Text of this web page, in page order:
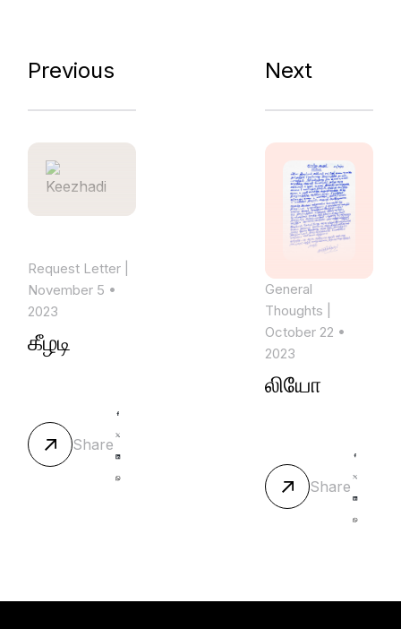
Previous
Request Letter
November 5 •
2023
கீழடி
Share
Next
General
Thoughts
October 22 •
2023
லியோ
Share